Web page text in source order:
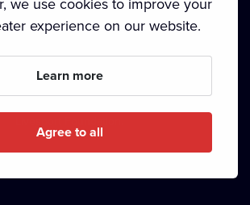
•Broadcasting
experience on our website.
Learn more
Agree to all